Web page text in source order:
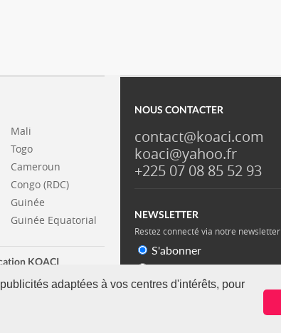
adaptées à vos centres d'intérêts, pour
Mali
Togo
Cameroun
Congo (RDC)
Guinée
Guinée Equatorial
KOACI
NOUS CONTACTER
contact@koaci.com
koaci@yahoo.fr
+225 07 08 85 52 93
NEWSLETTER
Restez connecté via notre newsletter
S'abonner
Se désabonner